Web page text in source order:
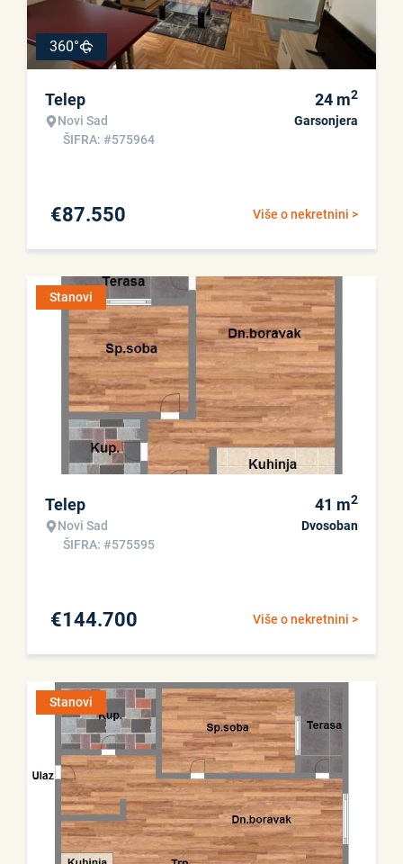
360°
Telep
Novi Sad
ŠIFRA: #575964
24 m2
Garsonjera
Više o nekretnini >
€87.550
Stanovi
Telep
Novi Sad
ŠIFRA: #575595
41 m2
Dvosoban
Više o nekretnini >
€144.700
Stanovi